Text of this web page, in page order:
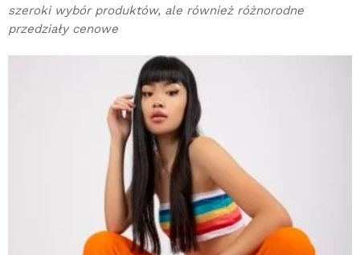
szeroki wybór produktów, ale również różnorodne
przedziały cenowe